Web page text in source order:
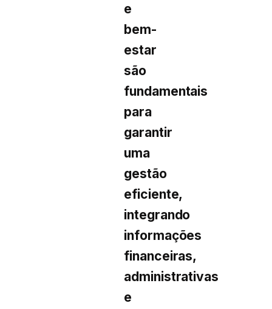
e
bem-
estar
são
fundamentais
para
garantir
uma
gestão
eficiente,
integrando
informações
financeiras,
administrativas
e